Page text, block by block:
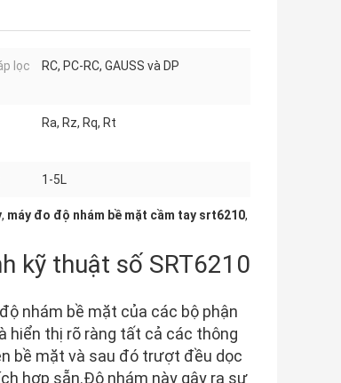
lọc
RC, PC-RC, GAUSS và DP
Ra, Rz, Rq, Rt
1-5L
, máy đo độ nhám bề mặt cầm tay srt6210,
kỹ thuật số SRT6210
nhám bề mặt của các bộ phận
hiển thị rõ ràng tất cả các thông
bề mặt và sau đó trượt đều dọc
hợp sẵn.Độ nhám này gây ra sự